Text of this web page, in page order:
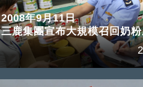
2008年9月11日
三鹿集團宣布大規模召回奶